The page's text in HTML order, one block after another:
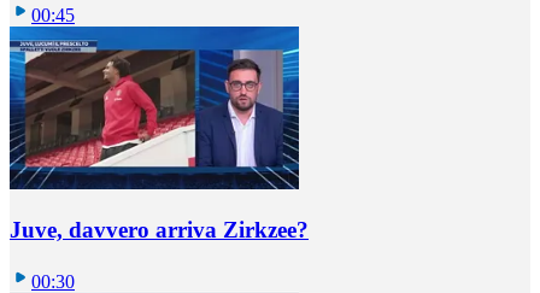
00:45
Juve, davvero arriva Zirkzee?
00:30